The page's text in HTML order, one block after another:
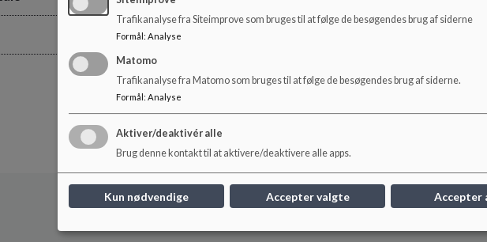
2026
Skolehjemsamtaler: marts og april
Skolefestuge: 23.-27.marts
Skolefest: 26.marts
Trafikanalyse fra Siteimprove som bruges til at følge de besøgendes brug af siderne
Formål : Analyse
Matomo
Trafikanalyse fra Matomo som bruges til at følge de besøgendes brug af siderne.
Formål : Analyse
Aktiver/deaktivér alle
Brug denne kontakt til at aktivere/deaktivere alle apps.
Kun nødvendige Accepter valgte Accepter